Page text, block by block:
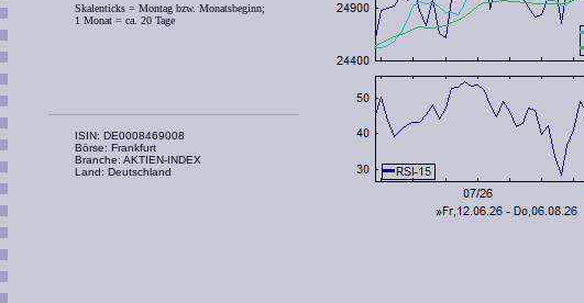
Skalenticks = Montag bzw. Monatsbeginn;
1 Monat = ca. 20 Tage
ISIN: DE0008469008
Börse: Frankfurt
Branche: AKTIEN-INDEX
Land: Deutschland